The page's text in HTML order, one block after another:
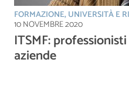
FORMAZIONE, UNIVERSITÀ E
10 NOVEMBRE 2020
ITSMF:
aziende